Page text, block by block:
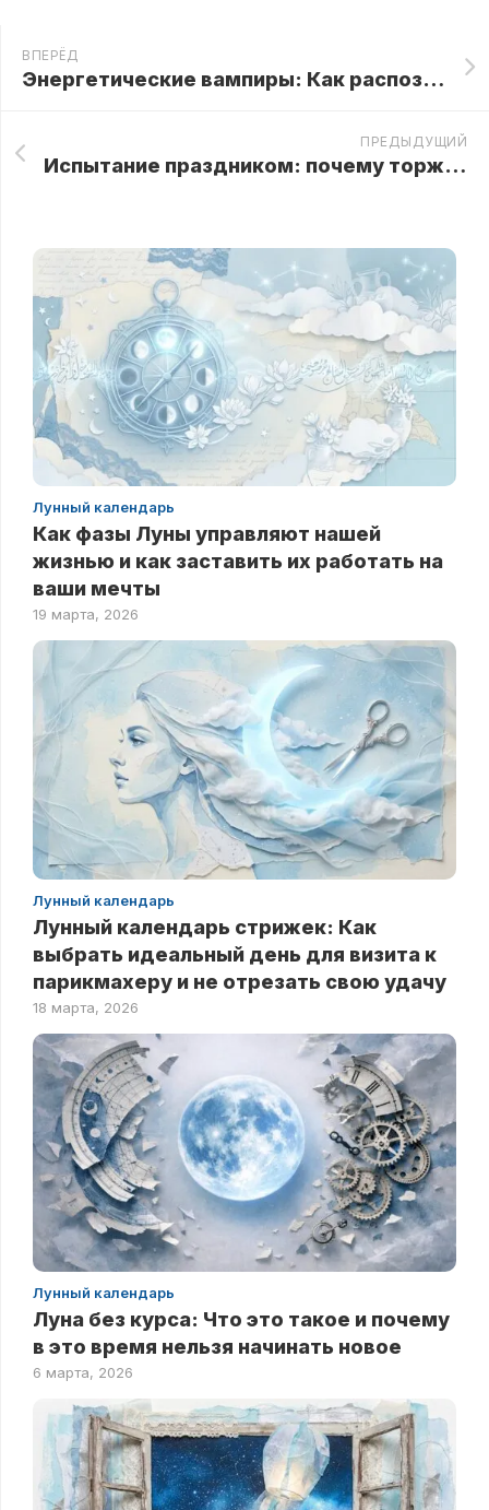
ВПЕРЁД
Энергетические вампиры: Как распознать тех, кто крадет ваши силы, и защитить свой ресурс
ПРЕДЫДУЩИЙ
Испытание праздником: почему торжественный ужин закончился неожиданным открытием
Лунный календарь
Как фазы Луны управляют нашей
жизнью и как заставить их работать на
ваши мечты
19 марта, 2026
Лунный календарь
Лунный календарь стрижек: Как
выбрать идеальный день для визита к
парикмахеру и не отрезать свою удачу
18 марта, 2026
Лунный календарь
Луна без курса: Что это такое и почему
в это время нельзя начинать новое
6 марта, 2026